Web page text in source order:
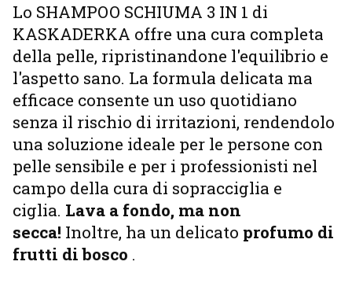
Lo SHAMPOO SCHIUMA 3 IN 1 di
KASKADERKA offre una cura completa
della pelle, ripristinandone l'equilibrio e
l'aspetto sano. La formula delicata ma
efficace consente un uso quotidiano
senza il rischio di irritazioni, rendendolo
una soluzione ideale per le persone con
pelle sensibile e per i professionisti nel
campo della cura di sopracciglia e
ciglia. Lava a fondo, ma non
secca! Inoltre, ha un delicato profumo di
frutti di bosco .